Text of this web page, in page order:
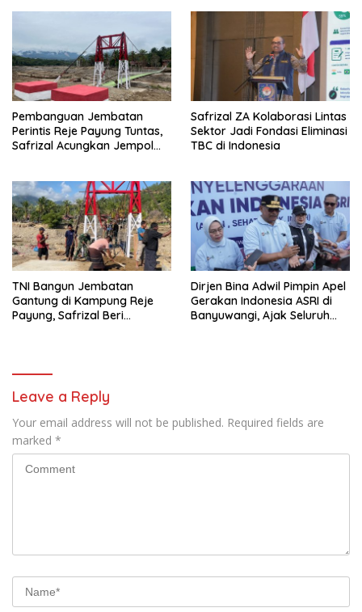
Pembanguan Jembatan
Perintis Reje Payung Tuntas,
Safrizal Acungkan Jempol
Safrizal ZA Kolaborasi Lintas
Sektor Jadi Fondasi Eliminasi
TBC di Indonesia
TNI Bangun Jembatan
Gantung di Kampung Reje
Payung, Safrizal Beri
Dirjen Bina Adwil Pimpin Apel
Gerakan Indonesia ASRI di
Banyuwangi, Ajak Seluruh
Leave a Reply
Your email address will not be published. Required fields are
marked *